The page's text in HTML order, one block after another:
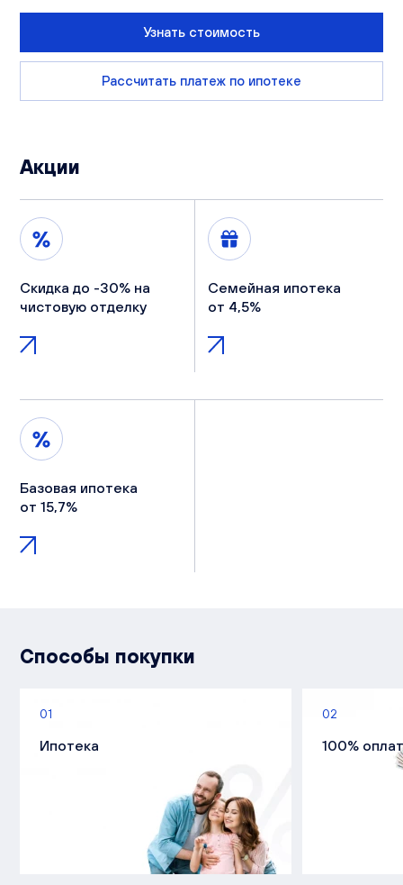
Узнать стоимость
Рассчитать платеж по ипотеке
Акции
Скидка до -30% на
чистовую отделку
Семейная ипотека
от 4,5%
Базовая ипотека
от 15,7%
Способы покупки
01
Ипотека
02
100%